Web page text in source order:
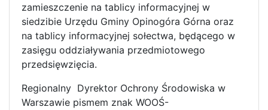
zamieszczenie na tablicy informacyjnej w
siedzibie Urzędu Gminy Opinogóra Górna oraz
na tablicy informacyjnej sołectwa, będącego w
zasięgu oddziaływania przedmiotowego
przedsięwzięcia.
Regionalny Dyrektor Ochrony Środowiska w
Warszawie pismem znak WOOŚ-